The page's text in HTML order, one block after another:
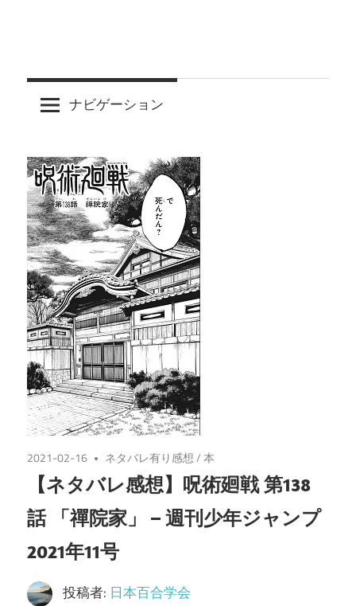
ナビゲーション
2021-02-16 ネタバレ有り感想/本
【ネタバレ感想】呪術廻戦 第138
話 「禪院家」 – 週刊少年ジャンプ
2021年11号
投稿者: 日本百合学会